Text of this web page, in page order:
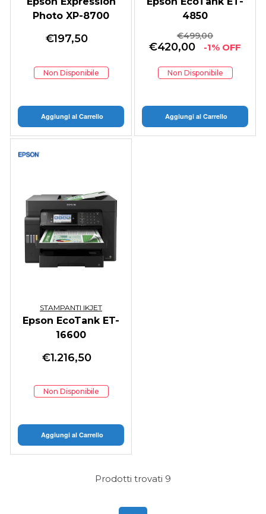
Photo XP-8700
€197,50
Non Disponibile
Aggiungi al Carrello
4850
€499,00
€420,00 -1% OFF
Non Disponibile
Aggiungi al Carrello
STAMPANTI IKJET
Epson EcoTank ET-
16600
€1.216,50
Non Disponibile
Aggiungi al Carrello
Prodotti trovati 9